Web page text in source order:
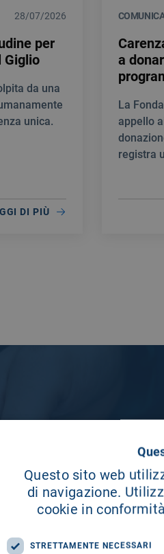
28/07/2026
per
Giglio
da una
unica.
DI PIÙ
a
La
appello
registra
DELLA TUA
RESTARE SEMPRE
Questo sito web
di navigazione.
cookie in
STRETTAMENTE NECESSARI